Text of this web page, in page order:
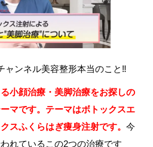
ャンネル美容整形本当のこと‼
小顔治療・美脚治療をお探しの
マです。テーマはボトックスエ
スふくらはぎ痩身注射です。 今
れているこの2つの治療です